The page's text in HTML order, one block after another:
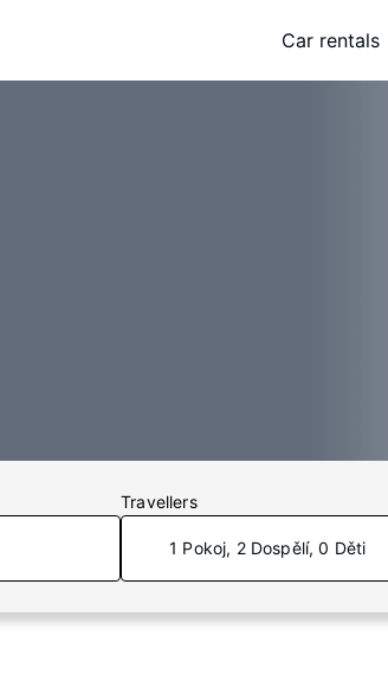
Car rentals
Travellers
1 Pokoj, 2 Dospělí, 0 Děti